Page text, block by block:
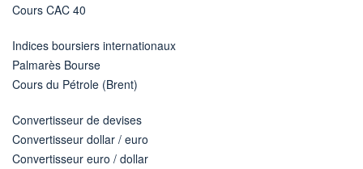
Cours CAC 40
Indices boursiers internationaux
Palmarès Bourse
Cours du Pétrole (Brent)
Convertisseur de devises
Convertisseur dollar / euro
Convertisseur euro / dollar